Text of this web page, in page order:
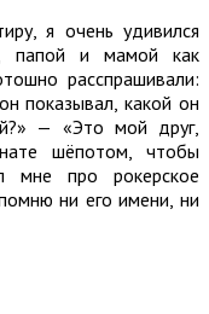
я очень удивился
папой и мамой как
расспрашивали:
показывал, какой он
— «Это мой друг,
шёпотом, чтобы
мне про рокерское
ни его имени, ни